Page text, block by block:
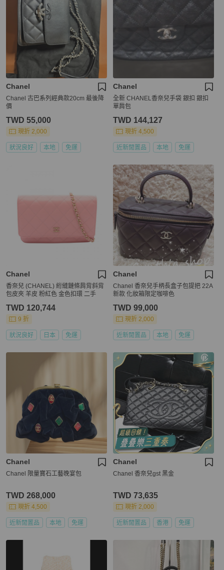
Chanel
Chanel 古巴系列經典款20cm 最後降
價
TWD 55,000
現折 2,000
狀況良好 本地 免運
Chanel
全新 CHANEL香奈兒手袋 銀扣 銀扣
單肩包
TWD 144,127
現折 4,500
近新閒置品 本地 免運
Chanel
香奈兒 (CHANEL) 絎縫鏈條肩背斜背
包皮夾 羊皮 粉紅色 金色扣環 二手
TWD 120,744
9 折
狀況良好 日本 免運
Chanel
Chanel 香奈兒手柄長盒子包提把 22A
新款 化妝箱限定咖啡色
TWD 99,000
現折 2,000
近新閒置品 本地 免運
Chanel
Chanel 限量寶石工藝晚宴包
TWD 268,000
現折 4,500
近新閒置品 本地 免運
Chanel
Chanel 香奈兒gst 黑金
TWD 73,635
現折 2,000
近新閒置品 香港 免運